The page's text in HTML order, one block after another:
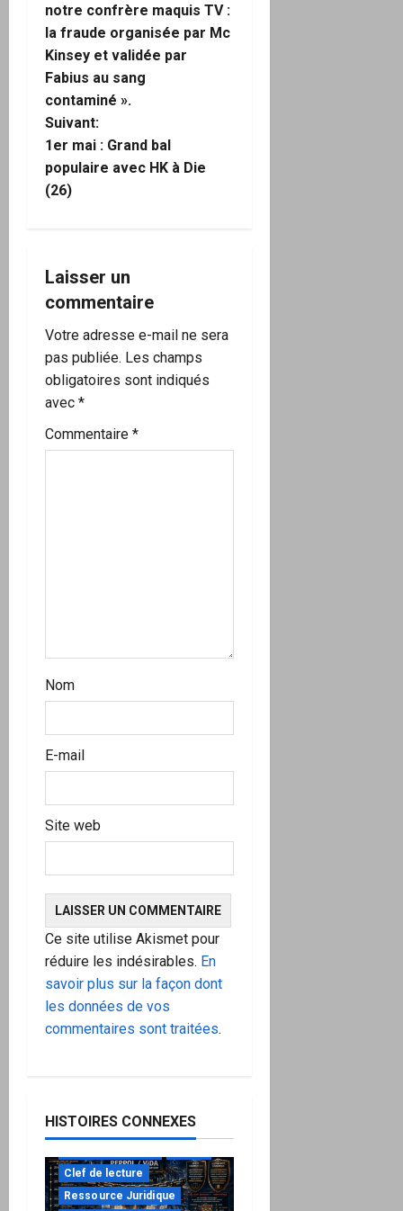
i
g
a
t
i
n
d
’
a
r
t
notre confrère maquis TV :
la fraude organisée par Mc
Kinsey et validée par
Fabius au sang
contaminé ».
Suivant:
1er mai : Grand bal
populaire avec HK à Die
(26)
Laisser un
commentaire
Votre adresse e-mail ne sera
pas publiée. Les champs
obligatoires sont indiqués
avec *
Commentaire *
Nom
E-mail
Site web
Ce site utilise Akismet pour
réduire les indésirables. En
savoir plus sur la façon dont
les données de vos
commentaires sont traitées.
HISTOIRES CONNEXES
Clef de lecture
Ressource Juridique